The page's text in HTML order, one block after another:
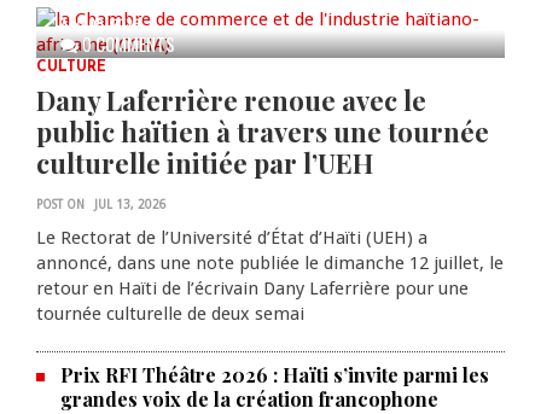
0 COMMENTS
AUG 05, 2026
CULTURE
Dany Laferrière renoue avec le
public haïtien à travers une tournée
culturelle initiée par l’UEH
POST ON JUL 13, 2026
Le Rectorat de l’Université d’État d’Haïti (UEH) a
annoncé, dans une note publiée le dimanche 12 juillet, le
retour en Haïti de l’écrivain Dany Laferrière pour une
tournée culturelle de deux semai
Prix RFI Théâtre 2026 : Haïti s’invite parmi les
grandes voix de la création francophone